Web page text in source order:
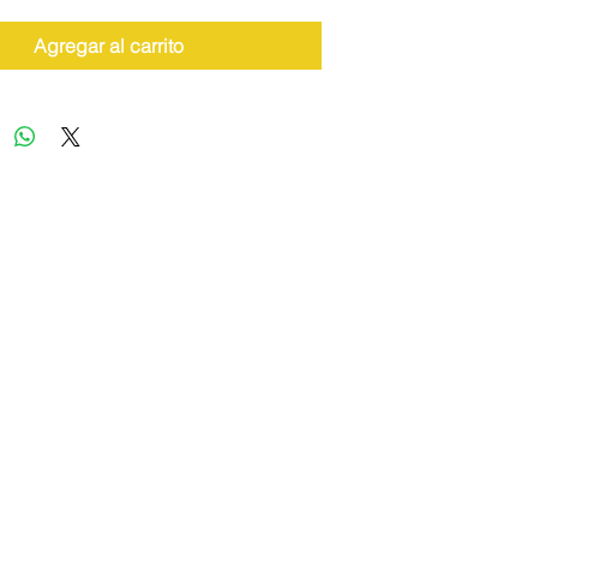
Agregar al carrito